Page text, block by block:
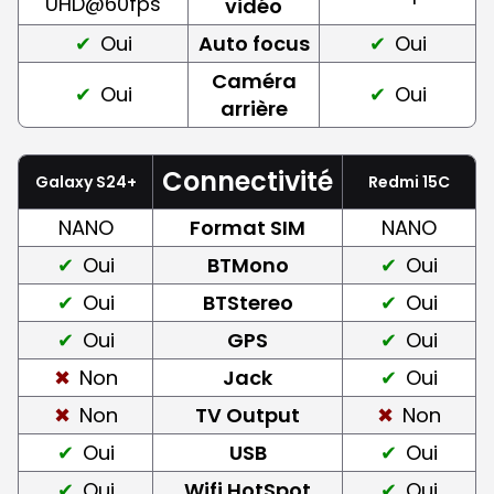
vidéo
Oui
Auto focus
Oui
Oui
Caméra
arrière
Oui
Galaxy S24+ Connectivité Redmi 15C
NANO Format SIM
NANO
Oui
BTMono
Oui
Oui
BTStereo
Oui
Oui
GPS
Oui
Non
Jack
Oui
Non
TV Output
Non
Oui
USB
Oui